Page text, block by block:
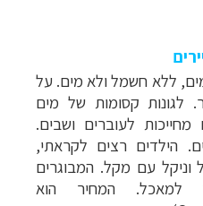
ללא חשמל ולא מים. על
לגונות קסומות של מים
לעוברים ושבים.
הילדים רצים לקראתי,
עם מקל. המבוגרים
למאכל. המחיר הוא